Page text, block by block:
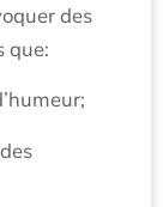
des
que: